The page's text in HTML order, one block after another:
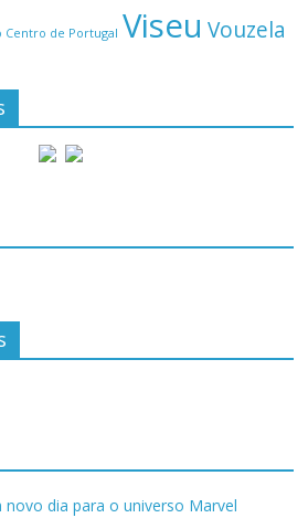
Centro de Portugal Viseu Vouzela
dia para o universo Marvel